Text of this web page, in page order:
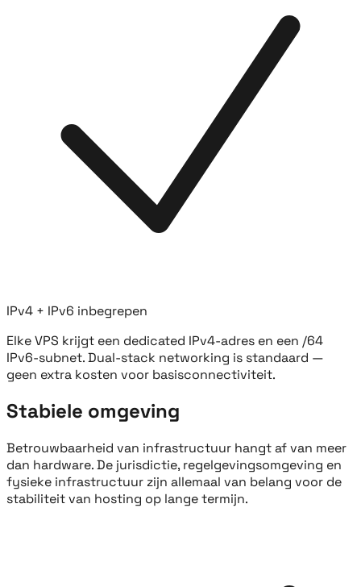
IPv4 + IPv6 inbegrepen
Elke VPS krijgt een dedicated IPv4-adres en een /64
IPv6-subnet. Dual-stack networking is standaard —
geen extra kosten voor basisconnectiviteit.
Stabiele omgeving
Betrouwbaarheid van infrastructuur hangt af van meer
dan hardware. De jurisdictie, regelgevingsomgeving en
fysieke infrastructuur zijn allemaal van belang voor de
stabiliteit van hosting op lange termijn.